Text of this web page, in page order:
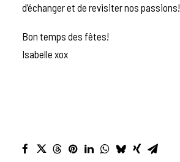
d’échanger et de revisiter nos passions!
Bon temps des fêtes!
Isabelle xox